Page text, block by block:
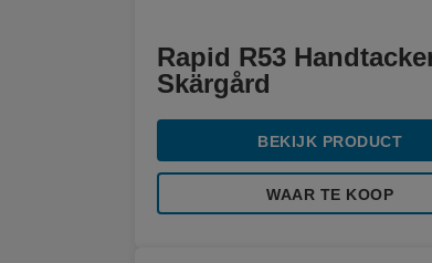
Rapid R53
Skärgård
BEKIJK PRODUCT
WAAR TE KOOP